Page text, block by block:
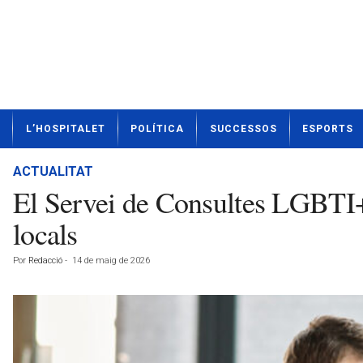
t
L’HOSPITALET POLÍTICA SUCCESSOS ESPORTS
ACTUALITAT
El Servei de Consultes
locals
Por Redacció - 14 de maig de 2026